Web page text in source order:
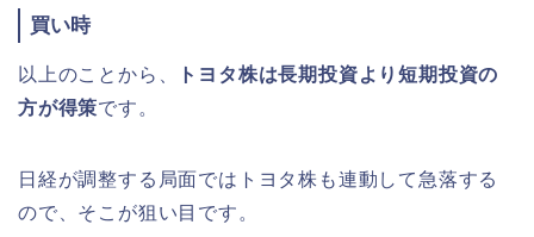
買い時
以上のことから、
トヨタ株は長期投資より短期投資の
方が得策です。
日経が調整する局面ではトヨタ株も連動して急落する
ので、そこが狙い目です。